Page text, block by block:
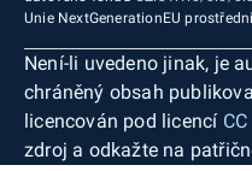
Unie NextGenerationEU
Není-li uvedeno jinak, je
chráněný obsah
licencován pod licencí
zdroj a odkažte na